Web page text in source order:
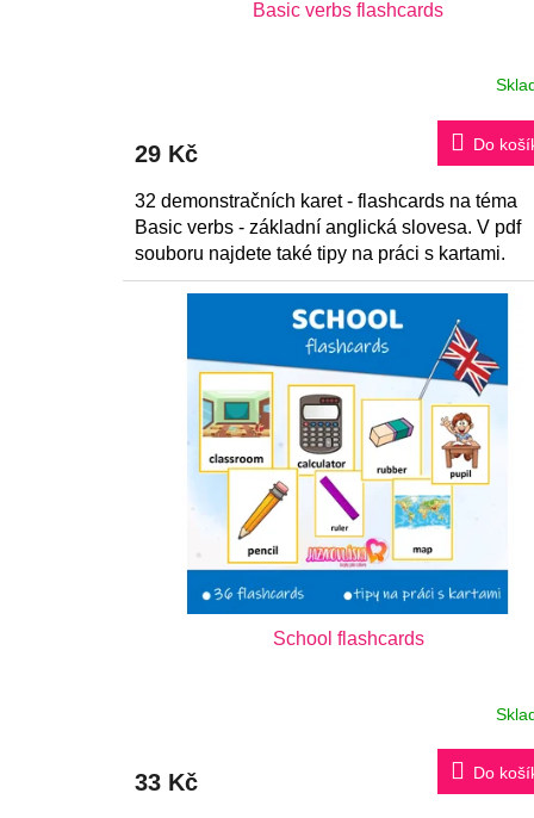
Basic verbs flashcards
29 Kč Do
32 demonstračních karet - flashcards na téma
Basic verbs - základní anglická slovesa. V pdf
souboru najdete také tipy na práci s kartami.
School flashcards
33 Kč Do